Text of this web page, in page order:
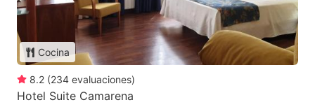
Cocina
8.2 (234 evaluaciones)
Hotel Suite Camarena